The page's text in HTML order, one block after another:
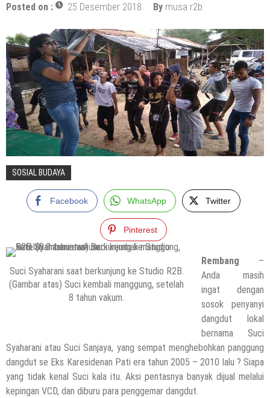
Posted on : 25 Desember 2018 By musa r2b
SOSIAL BUDAYA
Facebook WhatsApp Twitter
Pinterest
Suci Syaharani saat berkunjung ke Studio R2B.
(Gambar atas) Suci kembali manggung, setelah
8 tahun vakum.
Rembang –
Anda masih
ingat dengan
sosok penyanyi
dangdut lokal
bernama Suci
Syaharani atau Suci Sanjaya, yang sempat menghebohkan panggung
dangdut se Eks Karesidenan Pati era tahun 2005 – 2010 lalu ? Siapa
yang tidak kenal Suci kala itu. Aksi pentasnya banyak dijual melalui
kepingan VCD, dan diburu para penggemar dangdut.